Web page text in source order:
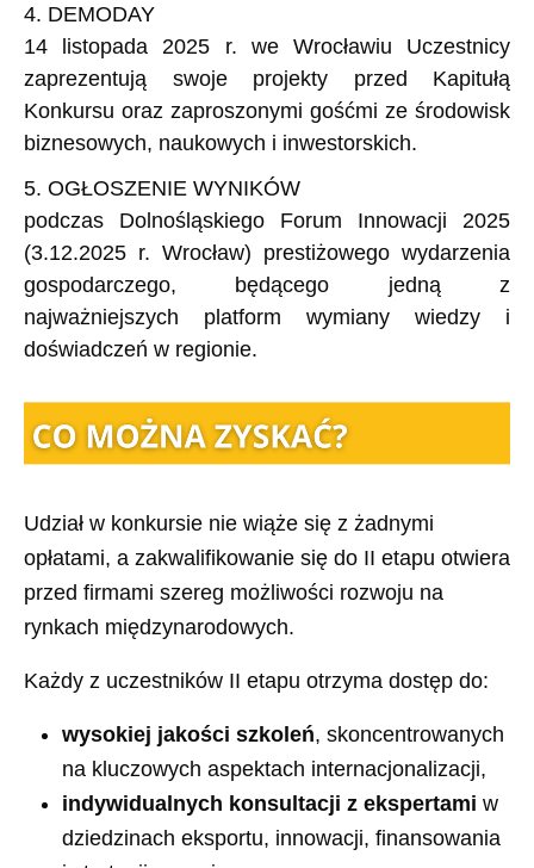
4. DEMODAY
14 listopada 2025 r. we Wrocławiu Uczestnicy
zaprezentują swoje projekty przed Kapitułą
Konkursu oraz zaproszonymi gośćmi ze środowisk
biznesowych, naukowych i inwestorskich.
5. OGŁOSZENIE WYNIKÓW
podczas Dolnośląskiego Forum Innowacji 2025
(3.12.2025 r. Wrocław) prestiżowego wydarzenia
gospodarczego, będącego jedną z
najważniejszych platform wymiany wiedzy i
doświadczeń w regionie.
Udział w konkursie nie wiąże się z żadnymi
opłatami, a zakwalifikowanie się do II etapu otwiera
przed firmami szereg możliwości rozwoju na
rynkach międzynarodowych.
Każdy z uczestników II etapu otrzyma dostęp do:
wysokiej jakości szkoleń, skoncentrowanych
na kluczowych aspektach internacjonalizacji,
indywidualnych konsultacji z ekspertami w
dziedzinach eksportu, innowacji, finansowania